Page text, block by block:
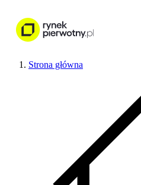
Strona główna